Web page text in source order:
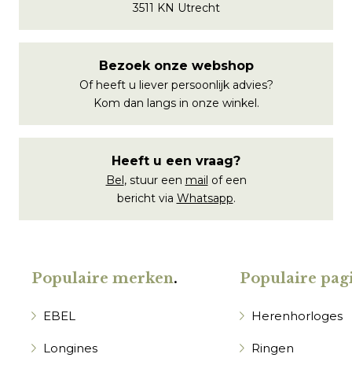
3511 KN Utrecht
Bezoek onze webshop
Of heeft u liever persoonlijk advies?
Kom dan langs in onze winkel.
Heeft u een vraag?
Bel, stuur een mail of een
bericht via Whatsapp.
Populaire merken.
EBEL
Longines
Populaire
Herenhorloges
Ringen